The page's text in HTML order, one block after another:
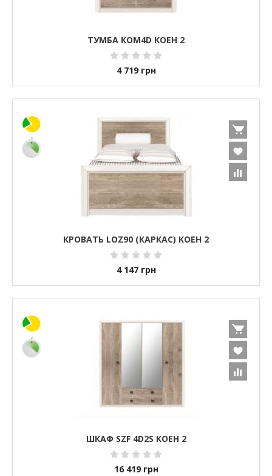
ТУМБА КОМ4D КОЕН 2
4 719 грн
КРОВАТЬ LOZ90 (КАРКАС) КОЕН 2
4 147 грн
ШКАФ SZF 4D2S КОЕН 2
16 419 грн